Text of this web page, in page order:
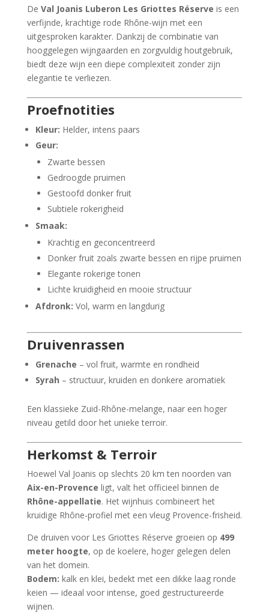
De Val Joanis Luberon Les Griottes Réserve is een
verfijnde, krachtige rode Rhône-wijn met een
uitgesproken karakter. Dankzij de combinatie van
hooggelegen wijngaarden en zorgvuldig houtgebruik,
biedt deze wijn een diepe complexiteit zonder zijn
elegantie te verliezen.
Proefnotities
Kleur: Helder, intens paars
Geur:
Zwarte bessen
Gedroogde pruimen
Gestoofd donker fruit
Subtiele rokerigheid
Smaak:
Krachtig en geconcentreerd
Donker fruit zoals zwarte bessen en rijpe pruimen
Elegante rokerige tonen
Lichte kruidigheid en mooie structuur
Afdronk: Vol, warm en langdurig
Druivenrassen
Grenache – vol fruit, warmte en rondheid
Syrah – structuur, kruiden en donkere aromatiek
Een klassieke Zuid-Rhône-melange, naar een hoger
niveau getild door het unieke terroir.
Herkomst & Terroir
Hoewel Val Joanis op slechts 20 km ten noorden van
Aix-en-Provence ligt, valt het officieel binnen de
Rhône-appellatie. Het wijnhuis combineert het
kruidige Rhône-profiel met een vleug Provence-frisheid.
De druiven voor Les Griottes Réserve groeien op 499
meter hoogte, op de koelere, hoger gelegen delen
van het domein.
Bodem: kalk en klei, bedekt met een dikke laag ronde
keien — ideaal voor intense, goed gestructureerde
wijnen.